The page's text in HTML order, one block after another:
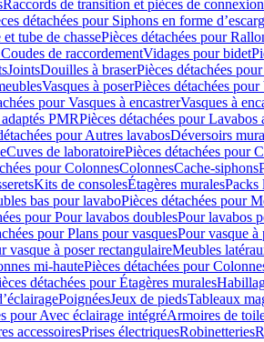
Raccords de transition et pièces de connexion
détachées pour Siphons en forme
tube de chassePièces détachées pour
de raccordementVidages pour bidet
JointsDouilles à braserPièces détachées
Vasques à poserPièces détachées pour
pour Vasques à encastrerVasques à
PMRPièces détachées pour Lavabos
pour Autres lavabosDéversoirs
Cuves de laboratoirePièces détachées pour
pour ColonnesColonnesCache-siphons
Kits de consolesÉtagères muralesPacks
bas pour lavaboPièces détachées pour
pour Pour lavabos doublesPour lavabos
pour Plans pour vasquesPour vasque à
vasque à poser rectangulaireMeubles
mi-hautePièces détachées pour
détachées pour Étagères murales
PoignéesJeux de piedsTableaux
pour Avec éclairage intégréArmoires de
accessoiresPrises électriquesRobinetteries